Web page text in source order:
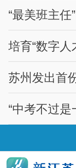
“最美班主任
培育“数字人
苏州发出首
“中考不过是